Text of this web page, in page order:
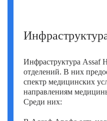
Инфраструктура Assaf
отделений. В них
спектр медицинских
направлениям
Среди них: